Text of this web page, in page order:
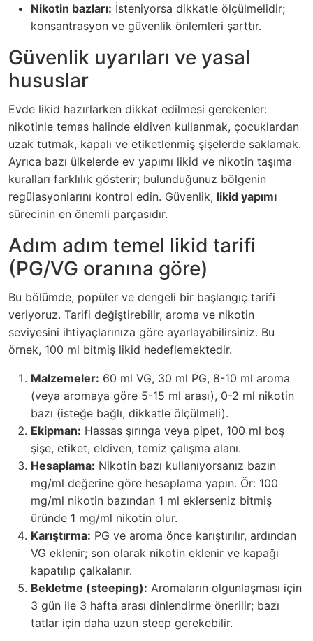
Nikotin bazları: İsteniyorsa dikkatle ölçülmelidir;
konsantrasyon ve güvenlik önlemleri şarttır.
Güvenlik uyarıları ve yasal
hususlar
Evde likid hazırlarken dikkat edilmesi gerekenler:
nikotinle temas halinde eldiven kullanmak, çocuklardan
uzak tutmak, kapalı ve etiketlenmiş şişelerde saklamak.
Ayrıca bazı ülkelerde ev yapımı likid ve nikotin taşıma
kuralları farklılık gösterir; bulunduğunuz bölgenin
regülasyonlarını kontrol edin. Güvenlik, likid yapımı
sürecinin en önemli parçasıdır.
Adım adım temel likid tarifi
(PG/VG oranına göre)
Bu bölümde, popüler ve dengeli bir başlangıç tarifi
veriyoruz. Tarifi değiştirebilir, aroma ve nikotin
seviyesini ihtiyaçlarınıza göre ayarlayabilirsiniz. Bu
örnek, 100 ml bitmiş likid hedeflemektedir.
Malzemeler: 60 ml VG, 30 ml PG, 8-10 ml aroma
(veya aromaya göre 5-15 ml arası), 0-2 ml nikotin
bazı (isteğe bağlı, dikkatle ölçülmeli).
Ekipman: Hassas şırınga veya pipet, 100 ml boş
şişe, etiket, eldiven, temiz çalışma alanı.
Hesaplama: Nikotin bazı kullanıyorsanız bazın
mg/ml değerine göre hesaplama yapın. Ör: 100
mg/ml nikotin bazından 1 ml eklerseniz bitmiş
üründe 1 mg/ml nikotin olur.
Karıştırma: PG ve aroma önce karıştırılır, ardından
VG eklenir; son olarak nikotin eklenir ve kapağı
kapatılıp çalkalanır.
Bekletme (steeping): Aromaların olgunlaşması için
3 gün ile 3 hafta arası dinlendirme önerilir; bazı
tatlar için daha uzun steep gerekebilir.